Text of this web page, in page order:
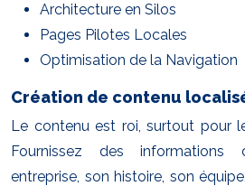
Architecture en Silos
Pages Pilotes Locales
Optimisation de la Navigation
Création de contenu
Le contenu est roi, surtout pour
Fournissez des informations
entreprise, son histoire, son